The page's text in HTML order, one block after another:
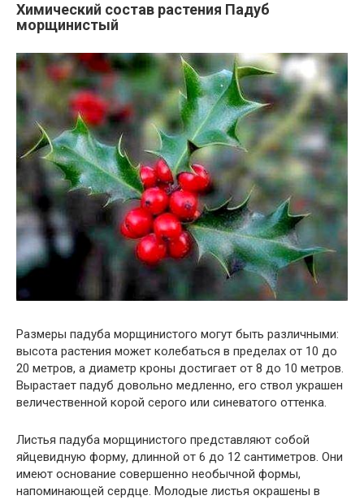
Химический состав растения Падуб
морщинистый
Размеры падуба морщинистого могут быть различными:
высота растения может колебаться в пределах от 10 до
20 метров, а диаметр кроны достигает от 8 до 10 метров.
Вырастает падуб довольно медленно, его ствол украшен
величественной корой серого или синеватого оттенка.
Листья падуба морщинистого представляют собой
яйцевидную форму, длинной от 6 до 12 сантиметров. Они
имеют основание совершенно необычной формы,
напоминающей сердце. Молодые листья окрашены в